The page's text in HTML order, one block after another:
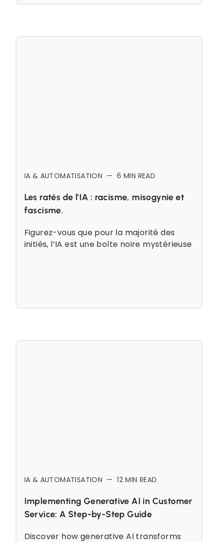
IA & AUTOMATISATION —6 MIN READ
Les ratés de l'IA : racisme, misogynie et
fascisme.
Figurez-vous que pour la majorité des
initiés, l’IA est une boîte noire mystérieuse
IA & AUTOMATISATION —12 MIN READ
Implementing Generative AI in Customer
Service: A Step-by-Step Guide
Discover how generative AI transforms